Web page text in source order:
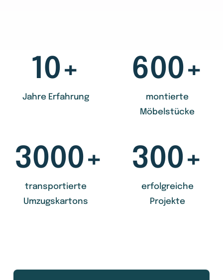
10+
Jahre Erfahrung
600+
montierte
Möbelstücke
3000+
transportierte
Umzugskartons
300+
erfolgreiche
Projekte